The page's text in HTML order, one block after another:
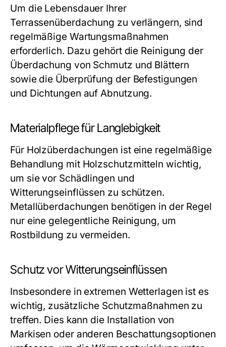
Um die Lebensdauer Ihrer
Terrassenüberdachung zu verlängern, sind
regelmäßige Wartungsmaßnahmen
erforderlich. Dazu gehört die Reinigung der
Überdachung von Schmutz und Blättern
sowie die Überprüfung der Befestigungen
und Dichtungen auf Abnutzung.
Materialpflege für Langlebigkeit
Für Holzüberdachungen ist eine regelmäßige
Behandlung mit Holzschutzmitteln wichtig,
um sie vor Schädlingen und
Witterungseinflüssen zu schützen.
Metallüberdachungen benötigen in der Regel
nur eine gelegentliche Reinigung, um
Rostbildung zu vermeiden.
Schutz vor Witterungseinflüssen
Insbesondere in extremen Wetterlagen ist es
wichtig, zusätzliche Schutzmaßnahmen zu
treffen. Dies kann die Installation von
Markisen oder anderen Beschattungsoptionen